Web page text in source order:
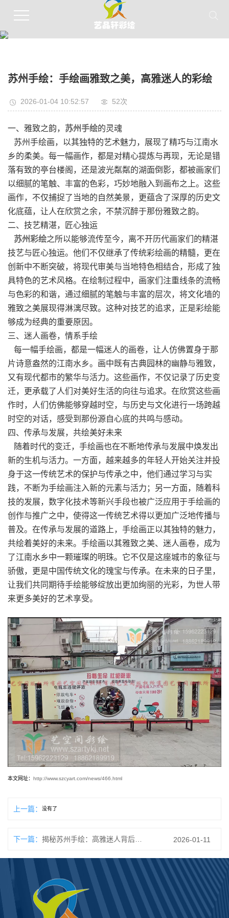
、
苏州手绘：手绘画雅致之美，高雅迷人的彩绘
2026-01-04 10:52:57 52次
一、雅致之韵， 苏州手绘的灵魂
苏州手绘画，以其独特的艺术魅力，展现了精巧与江南水
乡的柔美。每一幅画作，都是对精心提炼与再现，无论是错
落有致的亭台楼阁，还是波光粼粼的湖面倒影，都被画家们
以细腻的笔触、丰富的色彩，巧妙地融入到画布之上。这些
画作，不仅捕捉了当地的自然美景，更蕴含了深厚的历史文
化底蕴，让人在欣赏之余，不禁沉醉于那份雅致之韵。
二、技艺精湛，匠心独运
苏州彩绘之所以能够流传至今，离不开历代画家们的精湛
技艺与匠心独运。他们不仅继承了传统彩绘画的精髓，更在
创新中不断突破，将现代审美与当地特色相结合，形成了独
具特色的艺术风格。在绘制过程中，画家们注重线条的流畅
与色彩的和谐，通过细腻的笔触与丰富的层次，将文化墙的
雅致之美展现得淋漓尽致。这种对技艺的追求，正是彩绘能
够成为经典的重要原因。
三、迷人画卷，情系手绘
每一幅手绘画，都是一幅迷人的画卷，让人仿佛置身于那
片诗意盎然的江南水乡。画中既有古典园林的幽静与雅致，
又有现代都市的繁华与活力。这些画作，不仅记录了历史变
迁，更承载了人们对美好生活的向往与追求。在欣赏这些画
作时，人们仿佛能够穿越时空，与历史与文化进行一场跨越
时空的对话，感受到那份源自心底的共鸣与感动。
四、传承与发展，共绘美好未来
随着时代的变迁，手绘画也在不断地传承与发展中焕发出
新的生机与活力。一方面，越来越多的年轻人开始关注并投
身于这一传统艺术的保护与传承之中，他们通过学习与实
践，不断为手绘画注入新的元素与活力；另一方面，随着科
技的发展，数字化技术等新兴手段也被广泛应用于手绘画的
创作与推广之中，使得这一传统艺术得以更加广泛地传播与
普及。在传承与发展的道路上，手绘画正以其独特的魅力，
共绘着美好的未来。手绘画以其雅致之美、迷人画卷，成为
了江南水乡中一颗璀璨的明珠。它不仅是这座城市的象征与
骄傲，更是中国传统文化的瑰宝与传承。在未来的日子里，
让我们共同期待手绘能够绽放出更加绚丽的光彩，为世人带
来更多美好的艺术享受。
本文网址： http://www.szcyart.com/news/466.html
上一篇： 没有了
下一篇： 2026-01-11